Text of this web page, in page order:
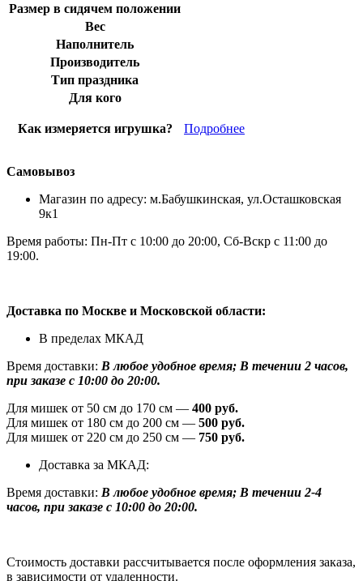
Размер в сидячем положении
Вес
Наполнитель
Производитель
Тип праздника
Для кого
Как измеряется игрушка? Подробнее
Самовывоз
Магазин по адресу: м.Бабушкинская, ул.Осташковская
9к1
Время работы: Пн-Пт с 10:00 до 20:00, Сб-Вскр с 11:00 до
19:00.
Доставка по Москве и Московской области:
В пределах МКАД
Время доставки: В любое удобное время; В течении 2 часов,
при заказе с 10:00 до 20:00.
Для мишек от 50 см до 170 см — 400 руб.
Для мишек от 180 см до 200 см — 500 руб.
Для мишек от 220 см до 250 см — 750 руб.
Доставка за МКАД:
Время доставки: В любое удобное время; В течении 2-4
часов, при заказе с 10:00 до 20:00.
Стоимость доставки рассчитывается после оформления заказа,
в зависимости от удаленности.